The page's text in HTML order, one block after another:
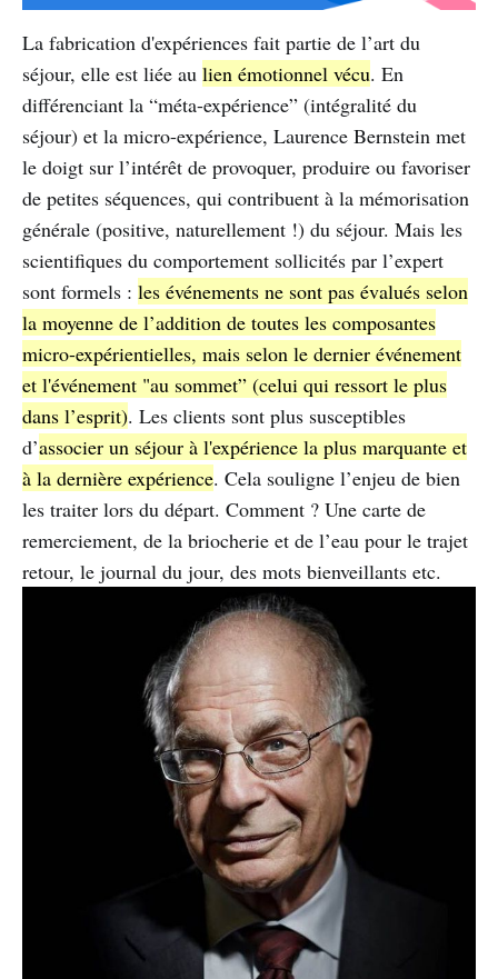
La fabrication d'expériences fait partie de l’art du
séjour, elle est liée au lien émotionnel vécu. En
différenciant la “méta-expérience” (intégralité du
séjour) et la micro-expérience, Laurence Bernstein met
le doigt sur l’intérêt de provoquer, produire ou favoriser
de petites séquences, qui contribuent à la mémorisation
générale (positive, naturellement !) du séjour. Mais les
scientifiques du comportement sollicités par l’expert
sont formels : les événements ne sont pas évalués selon
la moyenne de l’addition de toutes les composantes
micro-expérientielles, mais selon le dernier événement
et l'événement "au sommet” (celui qui ressort le plus
dans l’esprit). Les clients sont plus susceptibles
d’associer un séjour à l'expérience la plus marquante et
à la dernière expérience. Cela souligne l’enjeu de bien
les traiter lors du départ. Comment ? Une carte de
remerciement, de la briocherie et de l’eau pour le trajet
retour, le journal du jour, des mots bienveillants etc.